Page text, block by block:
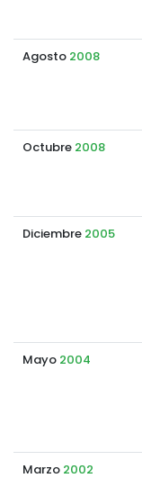
Agosto 2008
Octubre 2008
Diciembre 2005
Mayo 2004
Marzo 2002